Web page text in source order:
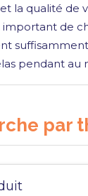
la qualité de
de
pendant au
par